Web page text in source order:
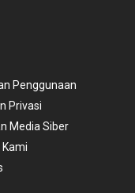
Penggunaan
Privasi
Media Siber